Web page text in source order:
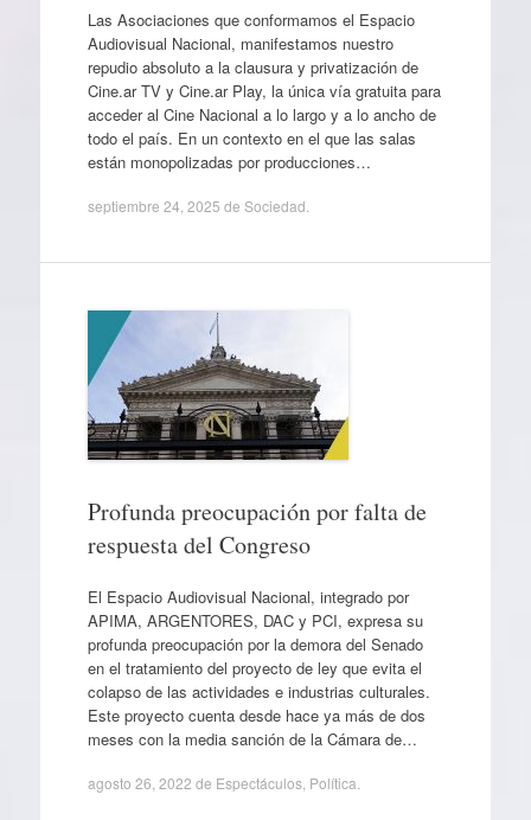
Las Asociaciones que conformamos el Espacio
Audiovisual Nacional, manifestamos nuestro
repudio absoluto a la clausura y privatización de
Cine.ar TV y Cine.ar Play, la única vía gratuita para
acceder al Cine Nacional a lo largo y a lo ancho de
todo el país. En un contexto en el que las salas
están monopolizadas por producciones…
septiembre 24, 2025 de Sociedad
Profunda preocupación por falta de
respuesta del Congreso
El Espacio Audiovisual Nacional, integrado por
APIMA, ARGENTORES, DAC y PCI, expresa su
profunda preocupación por la demora del Senado
en el tratamiento del proyecto de ley que evita el
colapso de las actividades e industrias culturales.
Este proyecto cuenta desde hace ya más de dos
meses con la media sanción de la Cámara de…
agosto 26, 2022 de Espectáculos, Política